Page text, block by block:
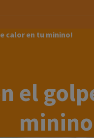
calor en tu minino!
el